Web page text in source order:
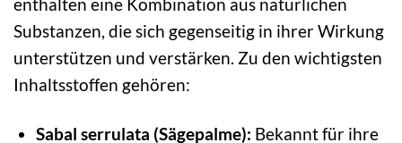
enthalten eine Kombination aus natürlichen
Substanzen, die sich gegenseitig in ihrer Wirkung
unterstützen und verstärken. Zu den wichtigsten
Inhaltsstoffen gehören:
Sabal serrulata (Sägepalme): Bekannt für ihre